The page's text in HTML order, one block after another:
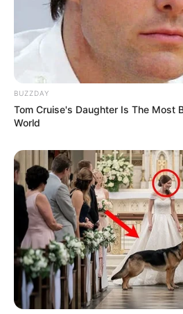
BUZZDAY
Tom Cruise's Daughter Is The Most
World